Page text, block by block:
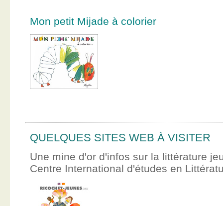
Mon petit Mijade à colorier
QUELQUES SITES WEB À VISITER
Une mine d'or d'infos sur la littérature
Centre International d'études en